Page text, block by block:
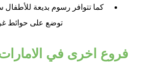
كما تتوافر رسوم بديعة للأطفال
توضع على حوائط
فروع اخرى في